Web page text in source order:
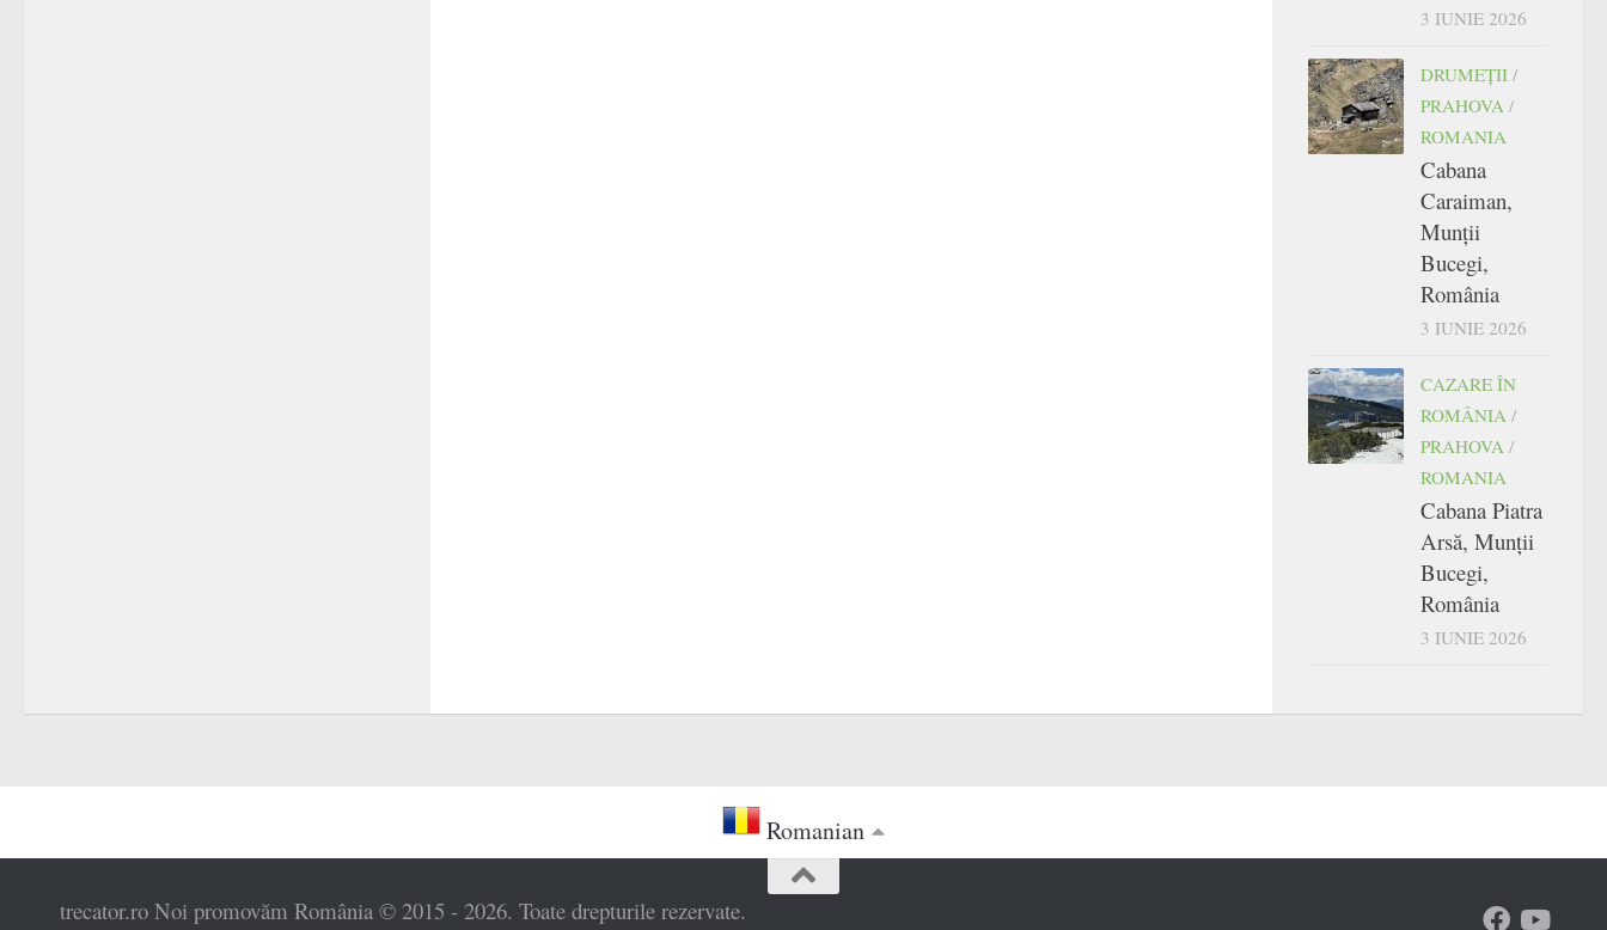
3 IUNIE 2026
DRUMEŢII /
PRAHOVA /
ROMANIA
Cabana
Caraiman,
Munții
Bucegi,
România
3 IUNIE 2026
CAZARE ÎN
ROMÂNIA /
PRAHOVA /
ROMANIA
Cabana Piatra
Arsă, Munții
Bucegi,
România
3 IUNIE 2026
Romanian
trecator.ro Noi promovăm România © 2015 - 2026. Toate drepturile rezervate.